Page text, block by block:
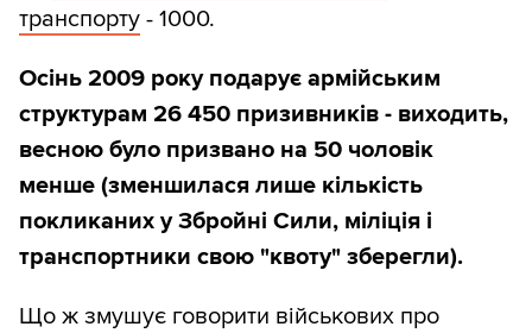
транспорту - 1000.
Осінь 2009 року подарує армійським
структурам 26 450 призивників - виходить,
весною було призвано на 50 чоловік
менше (зменшилася лише кількість
покликаних у Збройні Сили, міліція і
транспортники свою "квоту" зберегли).
Що ж змушує говорити військових про